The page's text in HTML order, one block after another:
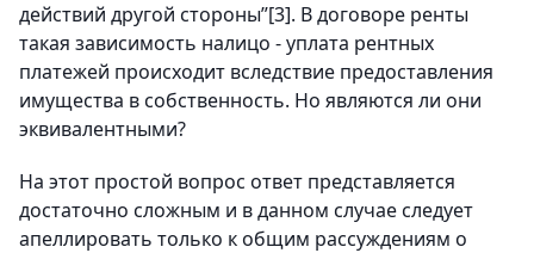
действий другой стороны”[3]. В договоре ренты
такая зависимость налицо - уплата рентных
платежей происходит вследствие предоставления
имущества в собственность. Но являются ли они
эквивалентными?
На этот простой вопрос ответ представляется
достаточно сложным и в данном случае следует
апеллировать только к общим рассуждениям о